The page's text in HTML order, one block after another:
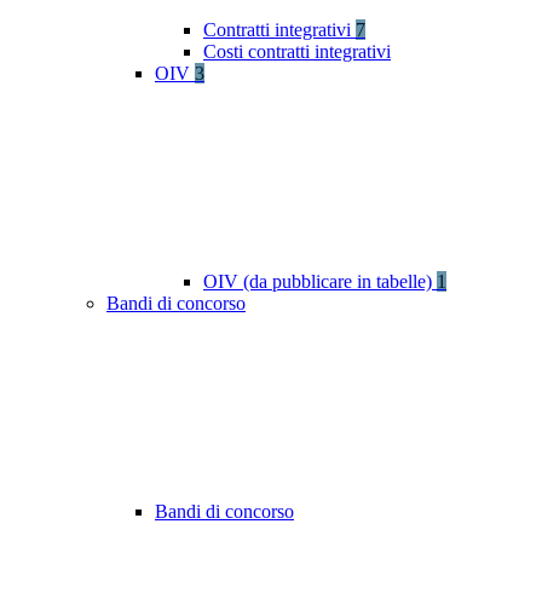
Contratti integrativi 7
Costi contratti integrativi
OIV 3
OIV (da pubblicare in tabelle) 1
Bandi di concorso
Bandi di concorso